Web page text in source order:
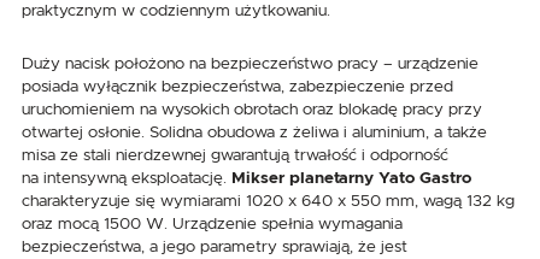
praktycznym w codziennym użytkowaniu.
Duży nacisk położono na bezpieczeństwo pracy – urządzenie
posiada wyłącznik bezpieczeństwa, zabezpieczenie przed
uruchomieniem na wysokich obrotach oraz blokadę pracy przy
otwartej osłonie. Solidna obudowa z żeliwa i aluminium, a także
misa ze stali nierdzewnej gwarantują trwałość i odporność
na intensywną eksploatację. Mikser planetarny Yato Gastro
charakteryzuje się wymiarami 1020 x 640 x 550 mm, wagą 132 kg
oraz mocą 1500 W. Urządzenie spełnia wymagania
bezpieczeństwa, a jego parametry sprawiają, że jest